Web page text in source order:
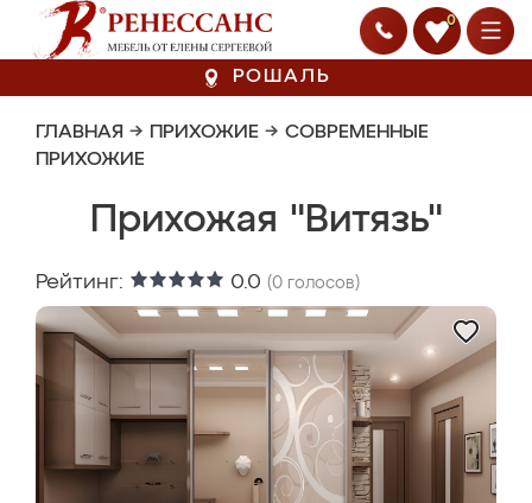
0
РОШАЛЬ
ГЛАВНАЯ → ПРИХОЖИЕ → СОВРЕМЕННЫЕ
ПРИХОЖИЕ
Прихожая "Витязь"
Рейтинг: 0.0 (0 голосов)